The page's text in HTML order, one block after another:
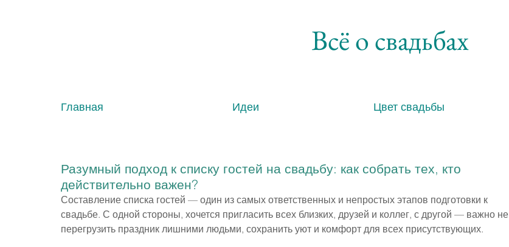
Всё о свадьбах
Главная Идеи Цвет свадьбы
Разумный подход к списку гостей на свадьбу: как собрать тех, кто
действительно важен?
Составление списка гостей — один из самых ответственных и непростых этапов подготовки к
свадьбе. С одной стороны, хочется пригласить всех близких, друзей и коллег, с другой — важно не
перегрузить праздник лишними людьми, сохранить уют и комфорт для всех присутствующих.